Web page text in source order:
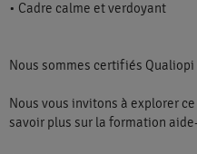
• Cadre calme et verdoyant
Nous sommes certifiés
Nous vous invitons à explorer
savoir plus sur la formation